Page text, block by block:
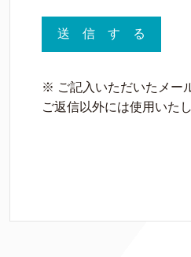
※ ご記入いただいたメー
ご返信以外には使用いた